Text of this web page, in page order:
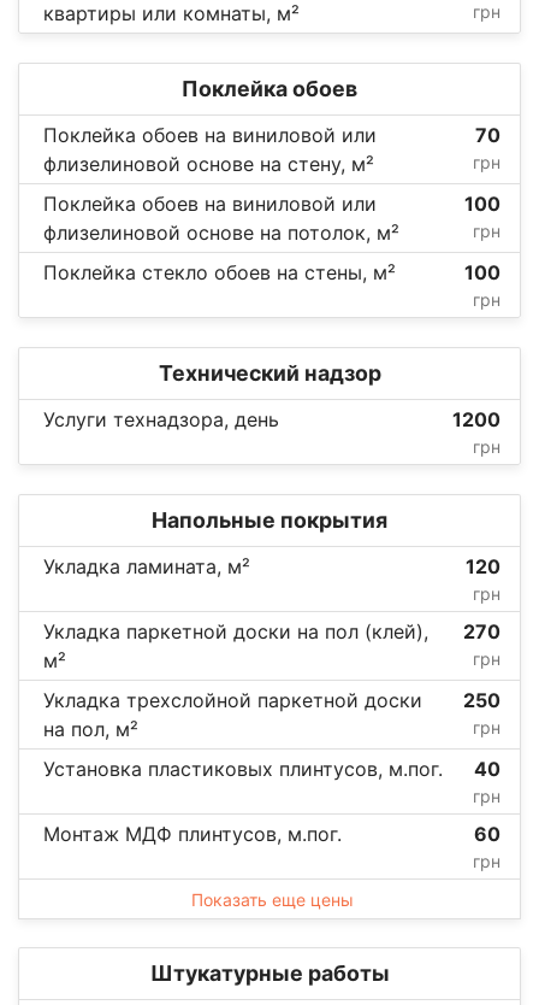
квартиры или комнаты, м²
грн
Поклейка обоев
Поклейка обоев на виниловой или
флизелиновой основе на стену, м²
70
грн
Поклейка обоев на виниловой или
флизелиновой основе на потолок, м²
100
грн
Поклейка стекло обоев на стены, м² 100
грн
Технический надзор
Услуги технадзора, день 1200
грн
Напольные покрытия
Укладка ламината, м² 120
грн
Укладка паркетной доски на пол (клей),
м²
270
грн
Укладка трехслойной паркетной доски
на пол, м²
250
грн
Установка пластиковых плинтусов, м.пог. 40
грн
Монтаж МДФ плинтусов, м.пог. 60
грн
Показать еще цены
Штукатурные работы